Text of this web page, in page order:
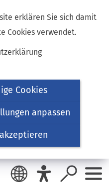
erklären Sie sich damit
Cookies verwendet.
Cookies
anpassen